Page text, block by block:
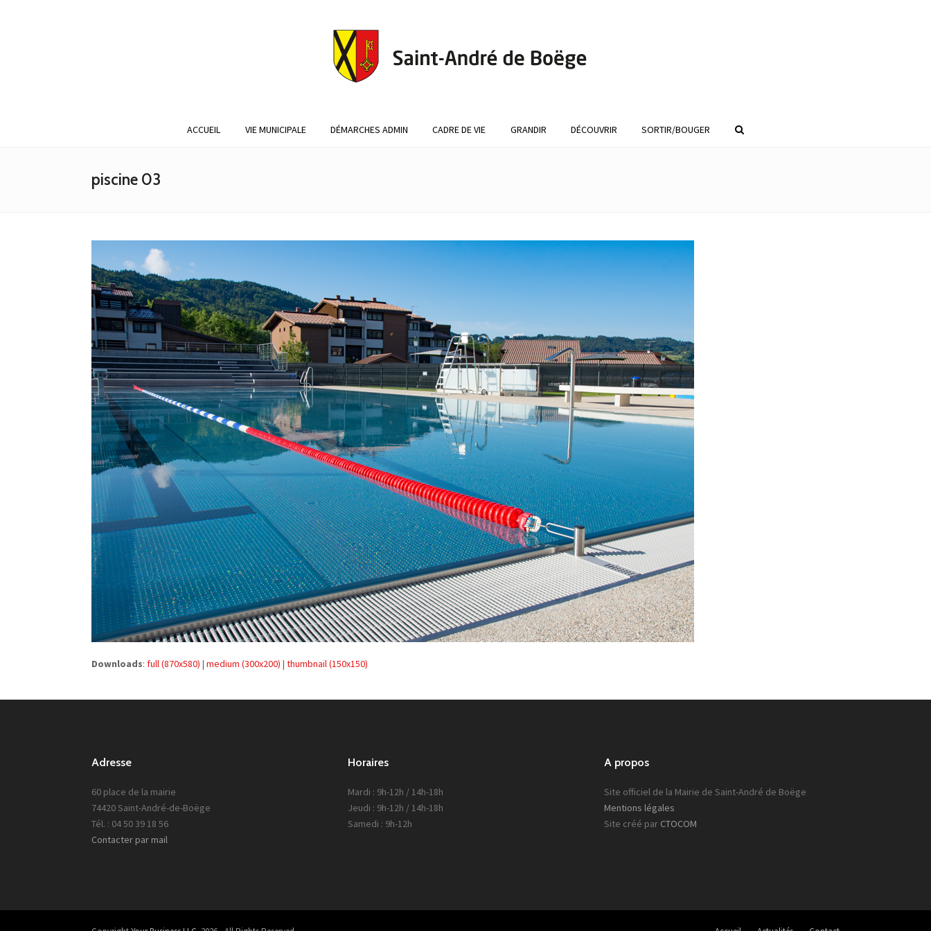
ACCUEIL VIE MUNICIPALE DÉMARCHES ADMIN CADRE DE VIE GRANDIR DÉCOUVRIR SORTIR/BOUGER
piscine 03
Downloads: full (870x580) | medium (300x200) | thumbnail (150x150)
Adresse
60 place de la mairie
74420 Saint-André-de-Boëge
Tél. : 04 50 39 18 56
Contacter par mail
Horaires
Mardi : 9h-12h / 14h-18h
Jeudi : 9h-12h / 14h-18h
Samedi : 9h-12h
A propos
Site officiel de la Mairie de Saint-André de Boëge
Mentions légales
Site créé par CTOCOM